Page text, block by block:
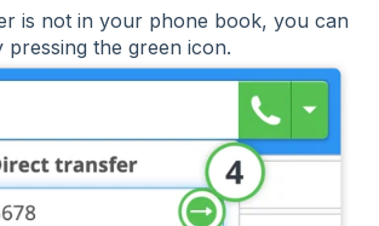
is not in your phone book, you can
the green icon.